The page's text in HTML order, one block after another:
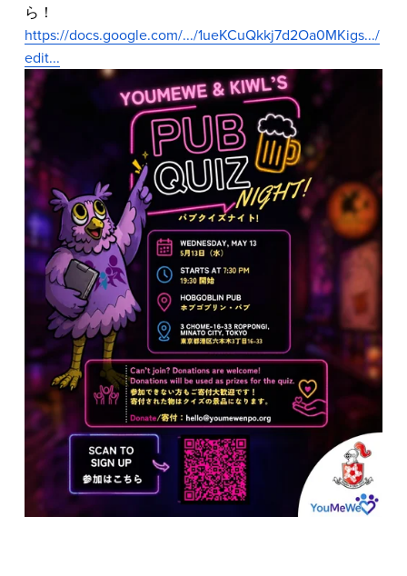
ら！
https://docs.google.com/.../1ueKCuQkkj7d2Oa0MKigs.../
edit...